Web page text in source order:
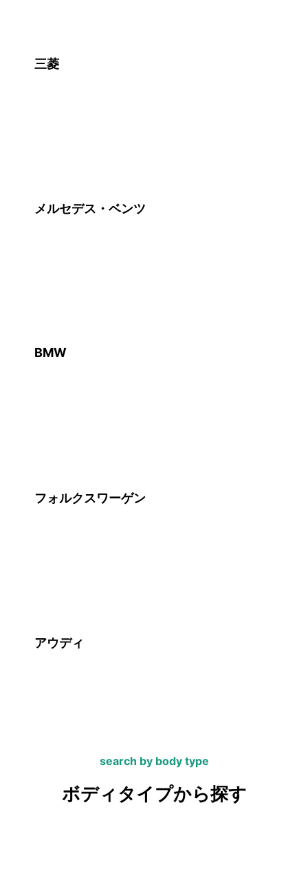
三菱
メルセデス・ベンツ
BMW
フォルクスワーゲン
アウディ
search by body type
ボディタイプから探す